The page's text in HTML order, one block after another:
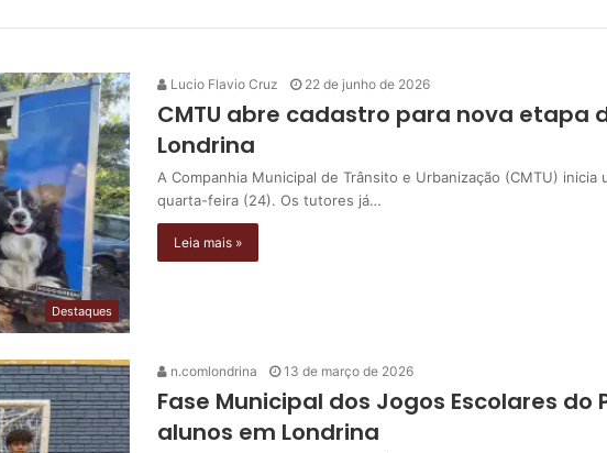
Destaques
Lucio Flavio Cruz 22 de junho de 2026
CMTU abre cadastro para nova etapa
Londrina
A Companhia Municipal de Trânsito e Urbanização (CMTU)
quarta-feira (24). Os tutores já…
Leia mais »
n.comlondrina 13 de março de 2026
Fase Municipal dos Jogos Escolares
alunos em Londrina